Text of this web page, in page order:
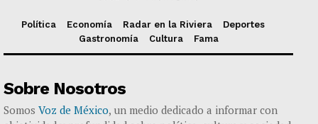
Política Economía Radar en la Riviera
Deportes
Gastronomía
Cultura Fama
Sobre Nosotros
Somos Voz de México, un medio dedicado a informar con